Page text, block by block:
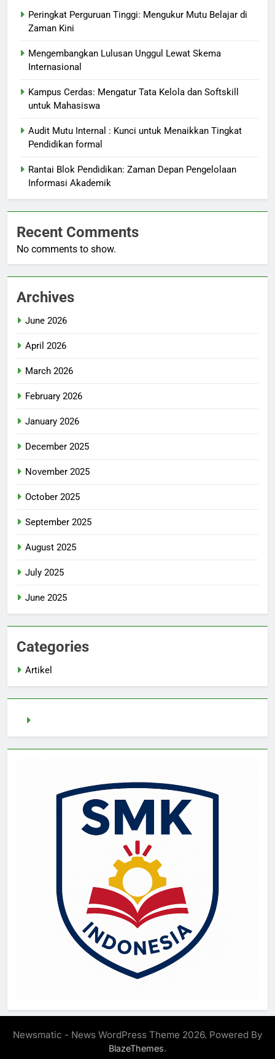
Peringkat Perguruan Tinggi: Mengukur Mutu Belajar di
Zaman Kini
Mengembangkan Lulusan Unggul Lewat Skema
Internasional
Kampus Cerdas: Mengatur Tata Kelola dan Softskill
untuk Mahasiswa
Audit Mutu Internal : Kunci untuk Menaikkan Tingkat
Pendidikan formal
Rantai Blok Pendidikan: Zaman Depan Pengelolaan
Informasi Akademik
Recent Comments
No comments to show.
Archives
June 2026
April 2026
March 2026
February 2026
January 2026
December 2025
November 2025
October 2025
September 2025
August 2025
July 2025
June 2025
Categories
Artikel
Newsmatic - News WordPress Theme 2026. Powered By
BlazeThemes.